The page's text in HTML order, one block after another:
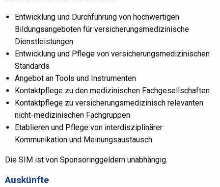
Entwicklung und Durchführung von hochwertigen
Bildungsangeboten für versicherungsmedizinische
Dienstleistungen
Entwicklung und Pflege von versicherungsmedizinischen
Standards
Angebot an Tools und Instrumenten
Kontaktpflege zu den medizinischen Fachgesellschaften
Kontaktpflege zu versicherungsmedizinisch relevanten
nicht-medizinischen Fachgruppen
Etablieren und Pflege von interdisziplinärer
Kommunikation und Meinungsaustausch
Die SIM ist von Sponsoringgeldern unabhängig.
Auskünfte